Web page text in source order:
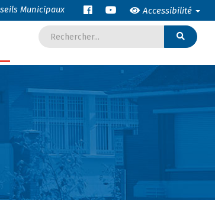
Municipaux Accessibilité